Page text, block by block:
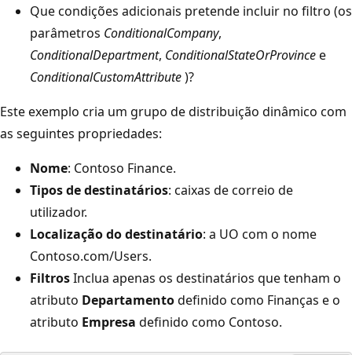
Que condições adicionais pretende incluir no filtro (os
parâmetros ConditionalCompany,
ConditionalDepartment, ConditionalStateOrProvincee
ConditionalCustomAttribute)?
Este exemplo cria um grupo de distribuição dinâmico com
as seguintes propriedades:
Nome: Contoso Finance.
Tipos de destinatários: caixas de correio de
utilizador.
Localização do destinatário: a UO com o nome
Contoso.com/Users.
FiltrosInclua apenas os destinatários que tenham o
atributo Departamentodefinido como Finanças e o
atributo Empresa definido como Contoso.